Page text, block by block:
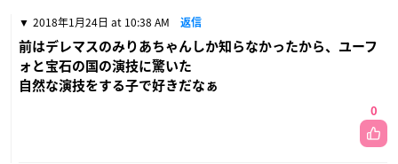
2018年1月24日 at 10:38 AM 返信
前はデレマスのみりあちゃんしか知らなかったから、ユーフ
ォと宝石の国の演技に驚いた
自然な演技をする子で好きだなぁ
0